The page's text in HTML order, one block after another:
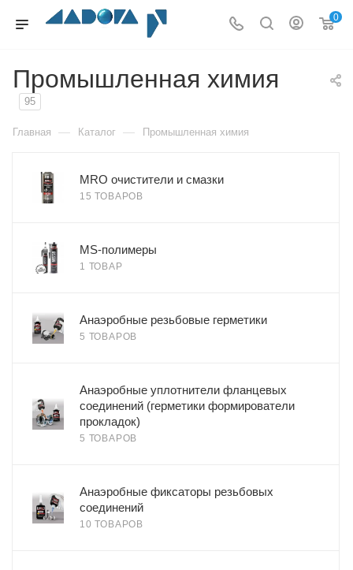
0
Промышленная химия
95
Главная — Каталог — Промышленная химия
MRO очистители и смазки
15 ТОВАРОВ
MS-полимеры
1 ТОВАР
Анаэробные резьбовые герметики
5 ТОВАРОВ
Анаэробные уплотнители фланцевых
соединений (герметики формирователи
прокладок)
5 ТОВАРОВ
Анаэробные фиксаторы резьбовых
соединений
10 ТОВАРОВ